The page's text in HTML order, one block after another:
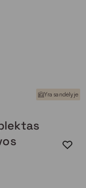
Yra sandėlyje